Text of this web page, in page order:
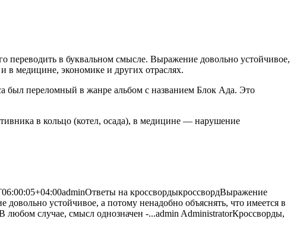
переводить в буквальном смысле. Выражение довольно устойчивое,
и в медицине, экономике и других отраслях.
был переломный в жанре альбом с названием Блок Ада. Это
в кольцо (котел, осада), в медицине — нарушение
adminОтветы на кроссвордыкроссвордВыражение
устойчивое, а потому ненадобно объяснять, что имеется в
любом случае, смысл однозначен -...admin AdministratorКроссворды,